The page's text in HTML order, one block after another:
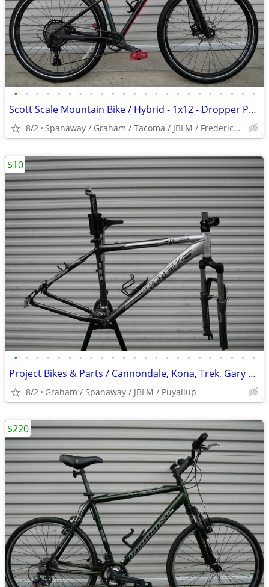
• • • • • • • • • • • • • • • • • • • • • • •
Scott Scale Mountain Bike / Hybrid - 1x12 - Dropper Post
8/2 Spanaway / Graham / Tacoma / JBLM / Frederickson / Puyallup
• • • • • • • • • • • • • • • • • • • • • • •
Project Bikes & Parts / Cannondale, Kona, Trek, Gary Fisher
8/2 Graham / Spanaway / JBLM / Puyallup
$10
$220